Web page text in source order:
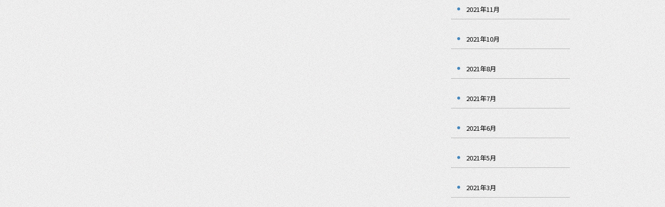
2021年11月
2021年10月
2021年8月
2021年7月
2021年6月
2021年5月
2021年3月